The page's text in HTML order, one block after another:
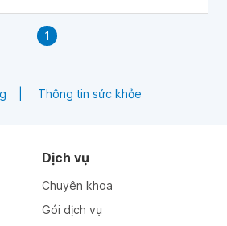
1
Thông tin sức khỏe
Dịch vụ
Chuyên khoa
Gói dịch vụ